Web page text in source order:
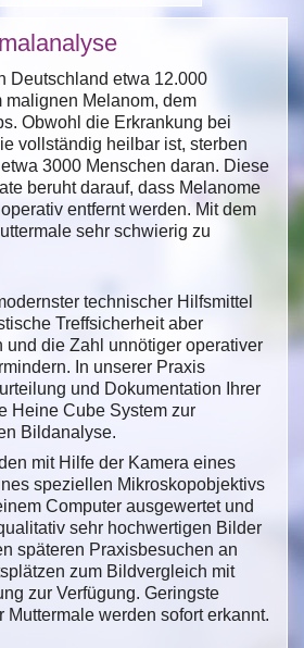
Deutschland etwa 12.000
malignen Melanom, dem
Obwohl die Erkrankung bei
vollständig heilbar ist, sterben
3000 Menschen daran. Diese
beruht darauf, dass Melanome
entfernt werden. Mit dem
sehr schwierig zu
technischer Hilfsmittel
Treffsicherheit aber
und die Zahl unnötiger operativer
In unserer Praxis
und Dokumentation Ihrer
Heine Cube System zur
Bildanalyse.
mit Hilfe der Kamera eines
speziellen Mikroskopobjektivs
Computer ausgewertet und
sehr hochwertigen Bilder
späteren Praxisbesuchen an
zum Bildvergleich mit
zur Verfügung. Geringste
Muttermale werden sofort erkannt.